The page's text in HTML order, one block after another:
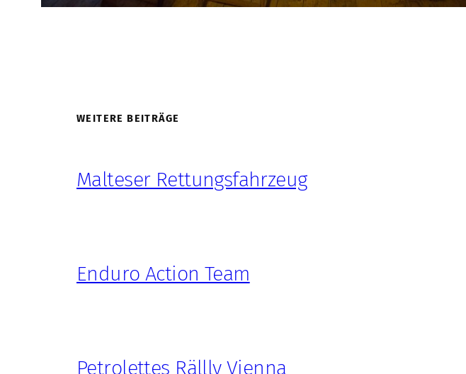
WEITERE BEITRÄGE
Malteser Rettungsfahrzeug
Enduro Action Team
Petrolettes Rällly Vienna